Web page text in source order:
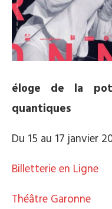
éloge de la
quantiques
Du 15 au 17 janvier
Billetterie en Ligne
Théâtre Garonne